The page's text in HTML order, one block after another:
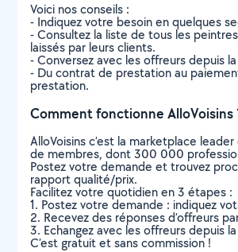
Voici nos conseils :
- Indiquez votre besoin en quelques
- Consultez la liste de tous les
laissés par leurs clients.
- Conversez avec les offreurs depuis
- Du contrat de prestation au
prestation.
Comment fonctionne AlloVoisins
AlloVoisins c’est la marketplace
de membres, dont 300 000
Postez votre demande et trouvez
rapport qualité/prix.
Facilitez votre quotidien en 3 étapes :
1. Postez votre demande : indiquez
2. Recevez des réponses d’offreurs
3. Echangez avec les offreurs depuis
C’est gratuit et sans commission !